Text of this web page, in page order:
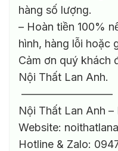
hàng số lượng.
– Hoàn tiền 100%
hình, hàng lỗi hoặc
Cảm ơn quý khách
Nội Thất Lan Anh.
————————–
Nội Thất Lan Anh
Website:
Hotline & Zalo: